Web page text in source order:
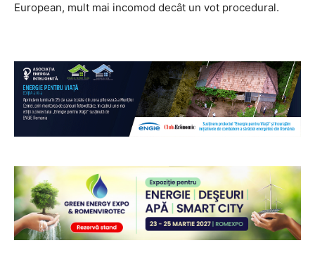
European, mult mai incomod decât un vot procedural.